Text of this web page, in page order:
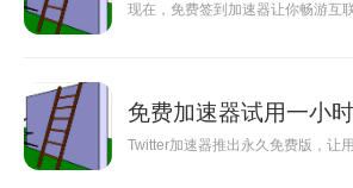
现在，免费签到加速器让你畅游互
免费加速器试用一小时
Twitter加速器推出永久免费版，让